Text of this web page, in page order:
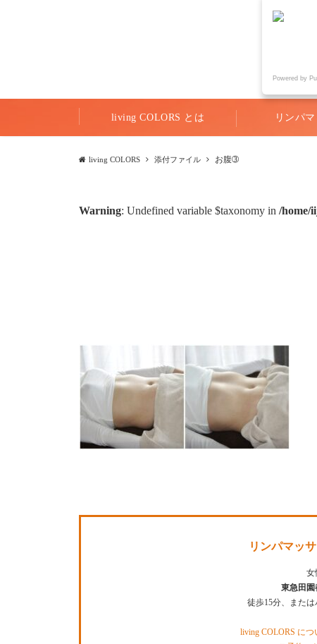
living COLORS とは リンパ
Warning: Undefined variable $taxonomy in /home/
living COLORS 添付ファイル お腹➂
リンパマッ
女
東急田
徒歩15分、また
living COLORS につ
Powered by